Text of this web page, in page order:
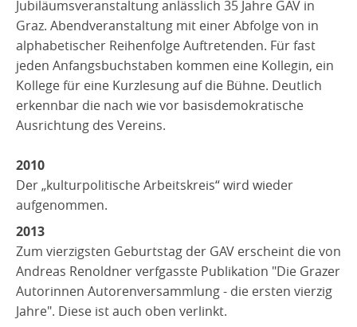
Jubiläumsveranstaltung anlässlich 35 Jahre GAV in
Graz. Abendveranstaltung mit einer Abfolge von in
alphabetischer Reihenfolge Auftretenden. Für fast
jeden Anfangsbuchstaben kommen eine Kollegin, ein
Kollege für eine Kurzlesung auf die Bühne. Deutlich
erkennbar die nach wie vor basisdemokratische
Ausrichtung des Vereins.
2010
Der „kulturpolitische Arbeitskreis“ wird wieder
aufgenommen.
2013
Zum vierzigsten Geburtstag der GAV erscheint die von
Andreas Renoldner verfgasste Publikation "Die Grazer
Autorinnen Autorenversammlung - die ersten vierzig
Jahre". Diese ist auch oben verlinkt.